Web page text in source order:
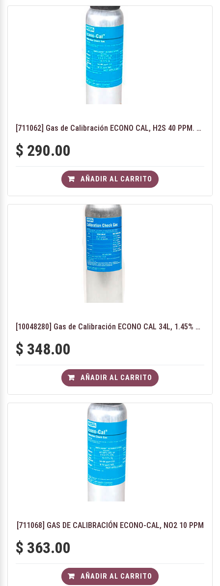
[711062] Gas de Calibración ECONO CAL, H2S 40 PPM. 34L
$ 290.00
AÑADIR AL CARRITO
[10048280] Gas de Calibración ECONO CAL 34L, 1.45% CH4 LEL, 15% O2, 60 PPM CO, 20 H2S
$ 348.00
AÑADIR AL CARRITO
[711068] GAS DE CALIBRACIÓN ECONO-CAL, NO2 10 PPM
$ 363.00
AÑADIR AL CARRITO